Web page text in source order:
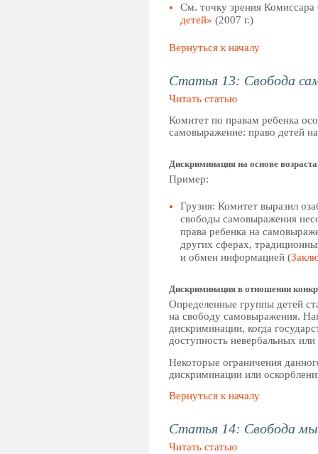
См. точку зрения
детей» (2007 г.)
Вернуться к началу
Статья 13: Свобода
Читать статью
Комитет по правам ребенка
самовыражение: право детей
Дискриминация на основе возраста
Пример:
Грузия: Комитет выразил
свободы самовыражения
права ребенка на
других сферах,
и обмен информацией (
Дискриминация в отношении
Определенные группы детей
на свободу самовыражения.
дискриминации, когда
доступность невербальных
Некоторые ограничения
дискриминации или
Вернуться к началу
Статья 14: Свобода
Читать статью